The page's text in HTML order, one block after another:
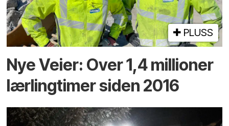
PLUSS
Nye Veier: Over 1,4 millioner
lærlingtimer siden 2016